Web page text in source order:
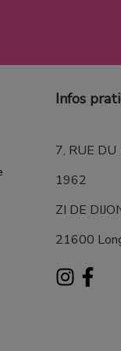
Infos
7, RUE
1962
ZI DE
21600